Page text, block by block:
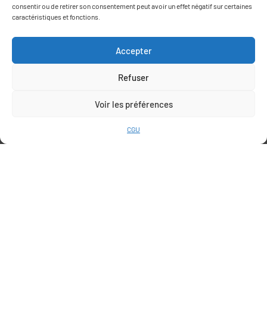
consentir ou de retirer son consentement peut avoir un effet négatif sur certaines
caractéristiques et fonctions.
Accepter
Refuser
Voir les préférences
CGU